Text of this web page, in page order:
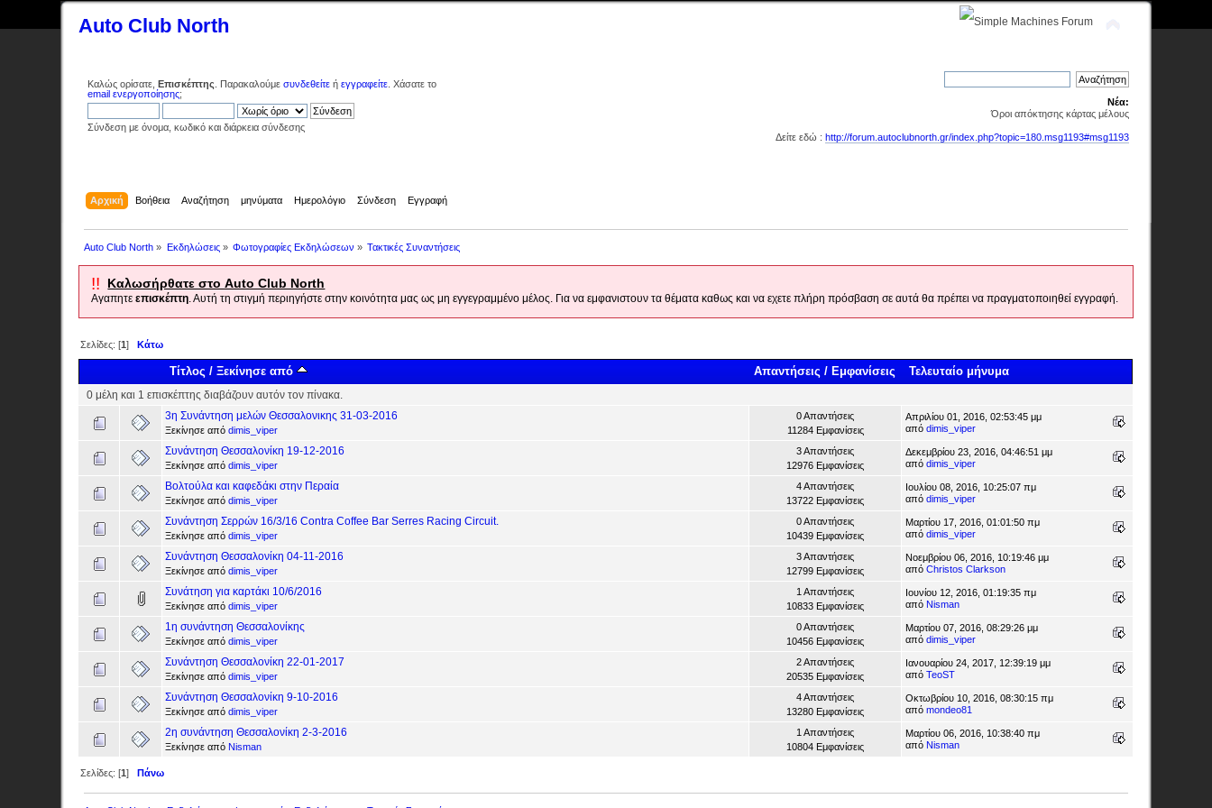
Auto Club North
Καλώς ορίσατε,Επισκέπτης . Παρακαλούμεσυνδεθείτε ήεγγραφείτε . Χάσατε το
email ενεργοποίησης;
Σύνδεση με όνομα, κωδικό και διάρκεια σύνδεσης
Νέα:
Όροι απόκτησης κάρτας μέλους
Δείτε εδώ : http://forum.autoclubnorth.gr/index.php?topic=180.msg1193#msg1193
Αρχική Βοήθεια Αναζήτηση μηνύματα Ημερολόγιο Σύνδεση Εγγραφή
Auto Club North » Εκδηλώσεις» Φωτογραφίες Εκδηλώσεων » Τακτικές Συναντήσεις
!! Καλωσήρθατε στο Auto Club North
Αγαπητε επισκέπτη. Αυτή τη στιγμή περιηγήστε στην κοινότητα μας ως μη εγγεγραμμένο μέλος. Για να εμφανιστουν τα θέματα καθως και να εχετε πλήρη πρόσβαση σε αυτά θα πρέπει να πραγματοποιηθεί εγγραφή.
Σελίδες: [1]Κάτω
Τίτλος /Ξεκίνησε από Απαντήσεις / Εμφανίσεις Τελευταίο μήνυμα
0 μέλη και 1 επισκέπτης διαβάζουν αυτόν τον πίνακα.
3η Συνάντηση μελών Θεσσαλονικης 31-03-2016
Ξεκίνησε απόdimis_viper
0 Απαντήσεις
11284 Εμφανίσεις
Απριλίου 01, 2016, 02:53:45 μμ
απόdimis_viper
Συνάντηση Θεσσαλονίκη 19-12-2016
Ξεκίνησε απόdimis_viper
3 Απαντήσεις
12976 Εμφανίσεις
Δεκεμβρίου 23, 2016, 04:46:51 μμ
απόdimis_viper
Βολτούλα και καφεδάκι στην Περαία
Ξεκίνησε απόdimis_viper
4 Απαντήσεις
13722 Εμφανίσεις
Ιουλίου 08, 2016, 10:25:07 πμ
απόdimis_viper
Συνάντηση Σερρών 16/3/16 Contra Coffee Bar Serres Racing Circuit.
Ξεκίνησε απόdimis_viper
0 Απαντήσεις
10439 Εμφανίσεις
Μαρτίου 17, 2016, 01:01:50 πμ
απόdimis_viper
Συνάντηση Θεσσαλονίκη 04-11-2016
Ξεκίνησε απόdimis_viper
3 Απαντήσεις
12799 Εμφανίσεις
Νοεμβρίου 06, 2016, 10:19:46 μμ
απόChristos Clarkson
Συνάτηση για καρτάκι 10/6/2016
Ξεκίνησε απόdimis_viper
1 Απαντήσεις
10833 Εμφανίσεις
Ιουνίου 12, 2016, 01:19:35 πμ
από Nisman
1η συνάντηση Θεσσαλονίκης
Ξεκίνησε απόdimis_viper
0 Απαντήσεις
10456 Εμφανίσεις
Μαρτίου 07, 2016, 08:29:26 μμ
απόdimis_viper
Συνάντηση Θεσσαλονίκη 22-01-2017
Ξεκίνησε απόdimis_viper
2 Απαντήσεις
20535 Εμφανίσεις
Ιανουαρίου 24, 2017, 12:39:19 μμ
απόTeoST
Συνάντηση Θεσσαλονίκη 9-10-2016
Ξεκίνησε απόdimis_viper
4 Απαντήσεις
13280 Εμφανίσεις
Οκτωβρίου 10, 2016, 08:30:15 πμ
απόmondeo81
2η συνάντηση Θεσσαλονίκη 2-3-2016
Ξεκίνησε από Nisman
1 Απαντήσεις
10804 Εμφανίσεις
Μαρτίου 06, 2016, 10:38:40 πμ
από Nisman
Σελίδες: [1]Πάνω